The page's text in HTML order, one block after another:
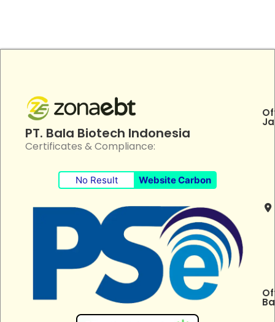
PT. Bala Biotech Indonesia
Certificates & Compliance:
No Result Website Carbon